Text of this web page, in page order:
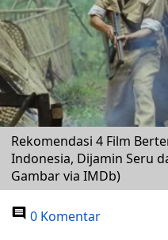
Rekomendasi 4 Film
Indonesia, Dijamin Seru
Gambar via IMDb)
0 Komentar